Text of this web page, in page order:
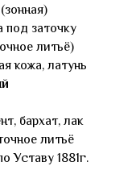
под заточку
литьё)
кожа, латунь
бархат, лак
литьё
Уставу 1881г.